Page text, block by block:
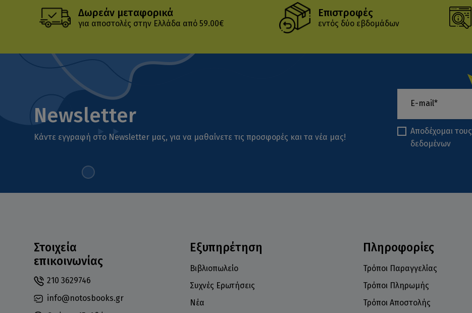
Δωρεάν μεταφορικά
για αποστολές στην Ελλάδα από 59.00€
Επιστροφές
εντός δύο εβδομάδων
Newsletter
Κάντε εγγραφή στο Newsletter μας, για να μαθαίνετε τις προσφορές και τα νέα μας!
Αποδέχομαι τους
δεδομένων
Στοιχεία
επικοινωνίας
210 3629746
info@notosbooks.gr
Εξυπηρέτηση
Βιβλιοπωλείο
Συχνές Ερωτήσεις
Νέα
Πληροφορίες
Τρόποι Παραγγελίας
Τρόποι Πληρωμής
Τρόποι Αποστολής